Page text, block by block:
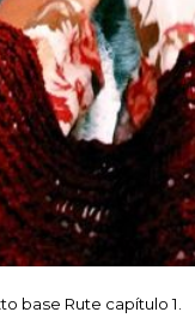
capítulo 1.